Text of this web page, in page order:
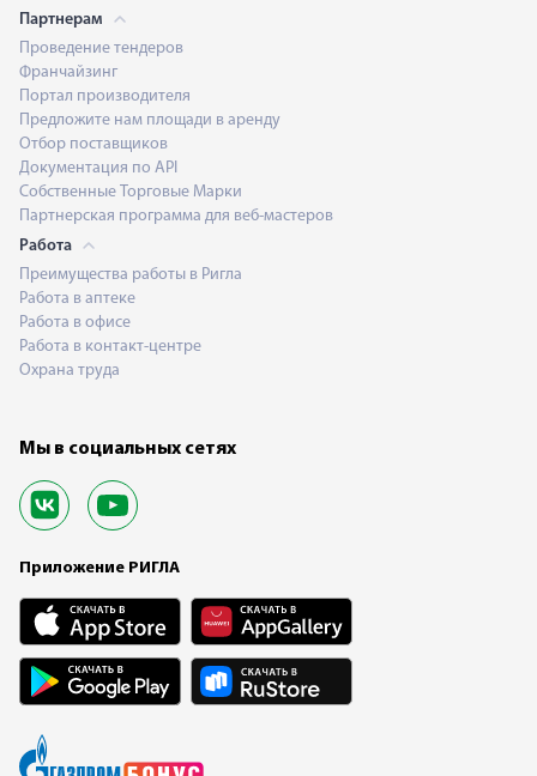
Партнерам
Проведение тендеров
Франчайзинг
Портал производителя
Предложите нам площади в аренду
Отбор поставщиков
Документация по API
Собственные Торговые Марки
Партнерская программа для веб-мастеров
Работа
Преимущества работы в Ригла
Работа в аптеке
Работа в офисе
Работа в контакт-центре
Охрана труда
Мы в социальных сетях
Приложение РИГЛА